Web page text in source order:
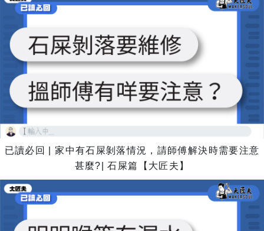
已讀必回 | 家中有石屎剝落情況，請師傅解決時需要注意
甚麼?| 石屎篇【大匠夫】